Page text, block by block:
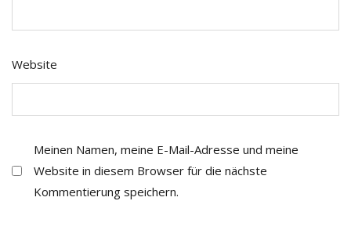
Website
Meinen Namen, meine E-Mail-Adresse und meine
Website in diesem Browser für die nächste
Kommentierung speichern.